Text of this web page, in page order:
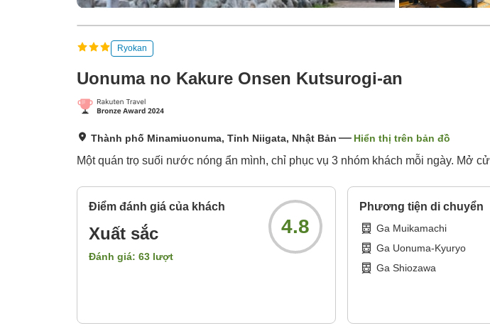
Ryokan
Uonuma no Kakure Onsen Kutsurogi-an
Thành phố Minamiuonuma, Tỉnh Niigata, Nhật Bản Hiển thị trên bản đồ
Một quán trọ suối nước nóng ẩn mình, chỉ phục vụ 3 nhóm khách mỗi ngày. Mở
Điểm đánh giá của khách
Xuất sắc
Đánh giá: 63 lượt
4.8
Phương tiện di chuyển
Ga Muikamachi
Ga Uonuma-Kyuryo
Ga Shiozawa